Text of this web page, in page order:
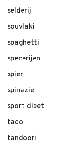
selderij
souvlaki
spaghetti
specerijen
spier
spinazie
sport dieet
taco
tandoori